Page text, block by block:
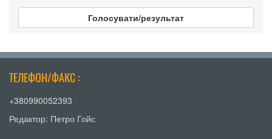
Голосувати/результат
ТЕЛЕФОН/ФАКС :
+380990052393
Редактор: Петро Гойс